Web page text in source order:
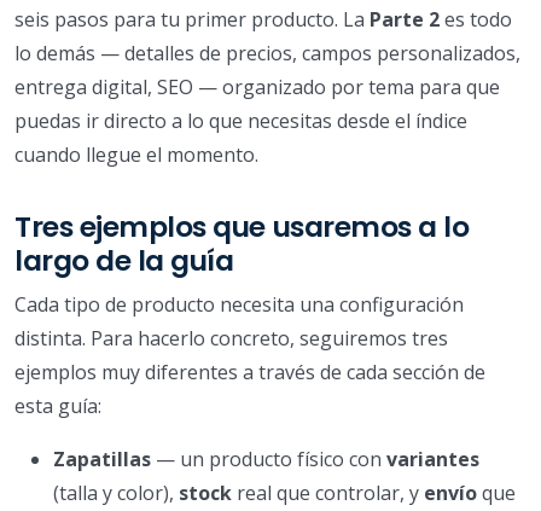
seis pasos para tu primer producto. La Parte 2es todo
lo demás — detalles de precios, campos personalizados,
entrega digital, SEO — organizado por tema para que
puedas ir directo a lo que necesitas desde el índice
cuando llegue el momento.
Tres ejemplos que usaremos a lo
largo de la guía
Cada tipo de producto necesita una configuración
distinta. Para hacerlo concreto, seguiremos tres
ejemplos muy diferentes a través de cada sección de
esta guía:
Zapatillas — un producto físico con variantes
(talla y color), stock real que controlar, y envíoque